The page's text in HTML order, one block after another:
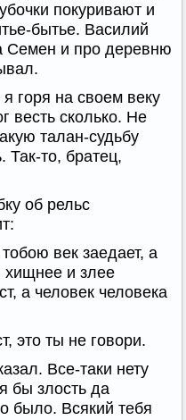
покуривают и
бытье. Василий
Семен и про деревню
на своем веку
весть сколько. Не
талан-судьбу
Так-то, братец,
об рельс
век заедает, а
хищнее и злее
а человек человека
это ты не говори.
Все-таки нету
бы злость да
было. Всякий тебя